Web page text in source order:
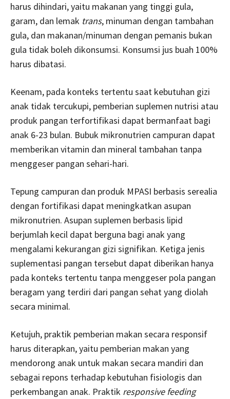
harus dihindari, yaitu makanan yang tinggi gula,
garam, dan lemak trans, minuman dengan tambahan
gula, dan makanan/minuman dengan pemanis bukan
gula tidak boleh dikonsumsi. Konsumsi jus buah 100%
harus dibatasi.
Keenam, pada konteks tertentu saat kebutuhan gizi
anak tidak tercukupi, pemberian suplemen nutrisi atau
produk pangan terfortifikasi dapat bermanfaat bagi
anak 6-23 bulan. Bubuk mikronutrien campuran dapat
memberikan vitamin dan mineral tambahan tanpa
menggeser pangan sehari-hari.
Tepung campuran dan produk MPASI berbasis serealia
dengan fortifikasi dapat meningkatkan asupan
mikronutrien. Asupan suplemen berbasis lipid
berjumlah kecil dapat berguna bagi anak yang
mengalami kekurangan gizi signifikan. Ketiga jenis
suplementasi pangan tersebut dapat diberikan hanya
pada konteks tertentu tanpa menggeser pola pangan
beragam yang terdiri dari pangan sehat yang diolah
secara minimal.
Ketujuh, praktik pemberian makan secara responsif
harus diterapkan, yaitu pemberian makan yang
mendorong anak untuk makan secara mandiri dan
sebagai repons terhadap kebutuhan fisiologis dan
perkembangan anak. Praktik responsive feeding